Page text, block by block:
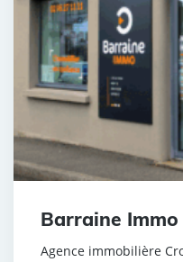
Barraine
Agence immobilière